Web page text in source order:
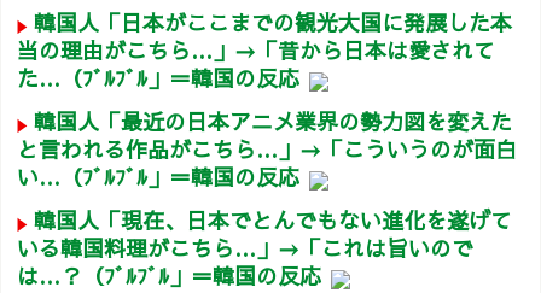
韓国人「日本がここまでの観光大国に発展した本
当の理由がこちら…」→「昔から日本は愛されて
た…（ﾌﾞﾙﾌﾞﾙ」＝韓国の反応
韓国人「最近の日本アニメ業界の勢力図を変えた
と言われる作品がこちら…」→「こういうのが面白
い…（ﾌﾞﾙﾌﾞﾙ」＝韓国の反応
韓国人「現在、日本でとんでもない進化を遂げて
いる韓国料理がこちら…」→「これは旨いので
は…？（ﾌﾞﾙﾌﾞﾙ」＝韓国の反応